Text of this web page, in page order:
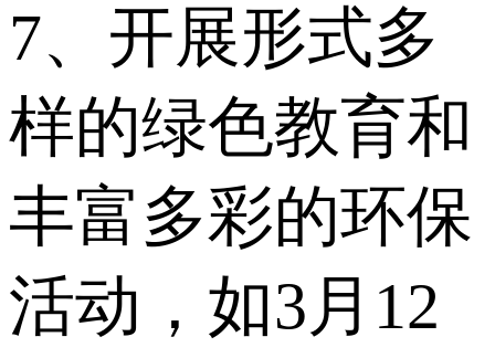
7、开展形式多
样的绿色教育和
丰富多彩的环保
活动，如3月12